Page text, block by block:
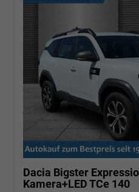
Dacia Bigster
Kamera+LED TCe 140